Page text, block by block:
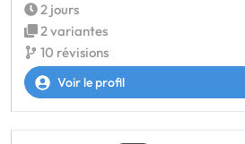
2 jours
2 variantes
10 révisions
Voir le profil